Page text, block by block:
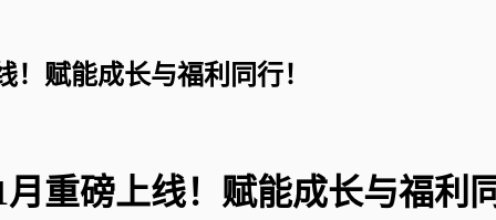
！赋能成长与福利同行！
月重磅上线！赋能成长与福利